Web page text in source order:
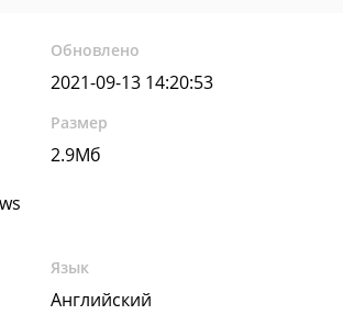
Обновлено
2021-09-13 14:20:53
Размер
2.9Мб
Язык
Английский